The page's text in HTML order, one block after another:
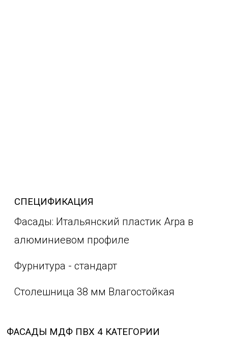
СПЕЦИФИКАЦИЯ
Фасады: Итальянский пластик Arpa в
алюминиевом профиле
Фурнитура - стандарт
Столешница 38 мм Влагостойкая
ФАСАДЫ МДФ ПВХ 4 КАТЕГОРИИ